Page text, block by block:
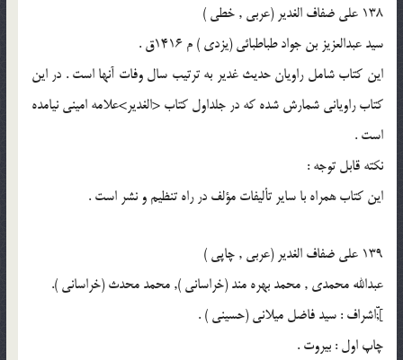
138 على ضفاف الغدير (عربى , خطى )
سيد عبدالعزيز بن جواد طباطبائى (يزدى ) م 1416ق .
اين كتاب شامل راويان حديث غدير به ترتيب سال وفات آنها است . در اين
كتاب راويانى شمارش شده كه در جلداول كتاب <الغدير>علامه امينى نيامده
است .
نكته قابل توجه :
اين كتاب همراه با ساير تأليفات مؤلف در راه تنظيم و نشر است .
139 على ضفاف الغدير (عربى , چاپى )
عبدالله محمدى , محمد بهره مند (خراسانى ), محمد محدث (خراسانى ).
];ّّاشراف : سيد فاضل ميلانى (حسينى ) .
چاپ اول : بيروت .